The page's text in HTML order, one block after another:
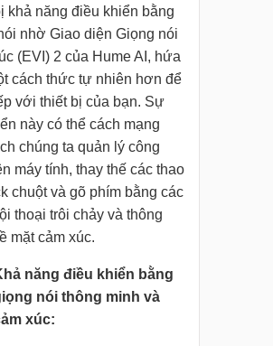
khả năng điều khiển bằng
nhờ Giao diện Giọng nói
(EVI) 2 của Hume AI, hứa
cách thức tự nhiên hơn để
với thiết bị của bạn. Sự
này có thể cách mạng
chúng ta quản lý công
máy tính, thay thế các thao
chuột và gõ phím bằng các
thoại trôi chảy và thông
mặt cảm xúc.
năng điều khiển bằng
nói thông minh và
xúc: